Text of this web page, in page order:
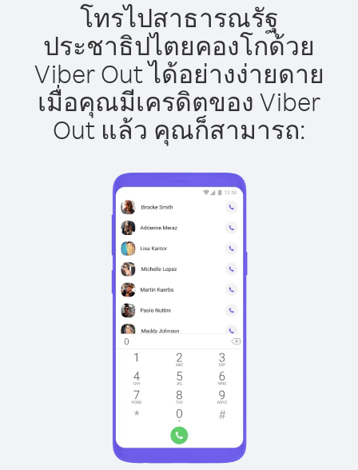
โทรไปสาธารณรัฐ
ประชาธิปไตยคองโกด้วย
Viber Out ได้อย่างง่ายดาย
เมื่อคุณมีเครดิตของ Viber
Out แล้ว คุณก็สามารถ: